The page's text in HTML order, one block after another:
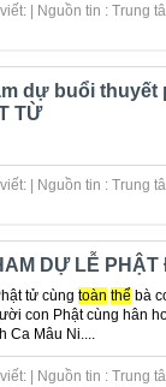
| Nguồn tin : Trung
dự buổi thuyết
TỪ
| Nguồn tin : Trung
DỰ LỄ PHẬT
tử cùng toàn thể bà
con Phật cùng hân
Ca Mâu Ni....
| Nguồn tin : Trung